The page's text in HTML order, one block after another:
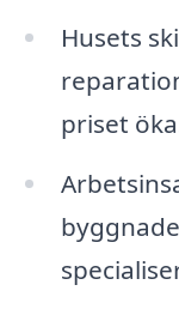
Husets
priset